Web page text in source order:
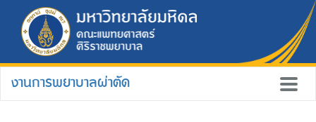
งานการพยาบาลผ่าตัด